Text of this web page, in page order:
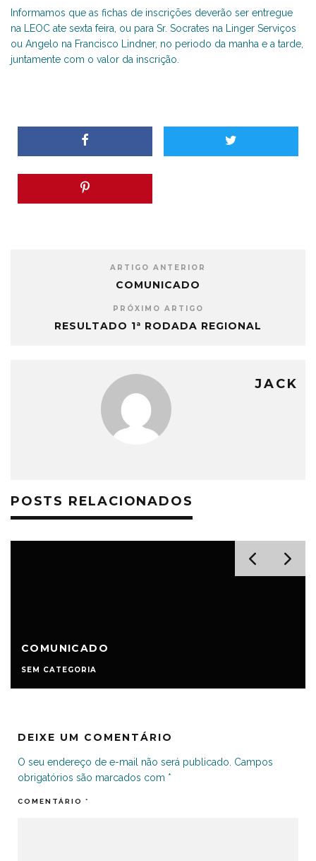
Informamos que as fichas de inscrições deverão ser entregue
na LEOC ate sexta feira, ou para Sr. Socrates na Linger Serviços
ou Angelo na Francisco Lindner, no periodo da manha e a tarde,
juntamente com o valor da inscrição.
ARTIGO ANTERIOR
COMUNICADO
PRÓXIMO ARTIGO
RESULTADO 1ª RODADA REGIONAL
JACK
POSTS RELACIONADOS
COMUNICADO
SEM CATEGORIA
DEIXE UM COMENTÁRIO
O seu endereço de e-mail não será publicado. Campos
obrigatórios são marcados com *
COMENTÁRIO *